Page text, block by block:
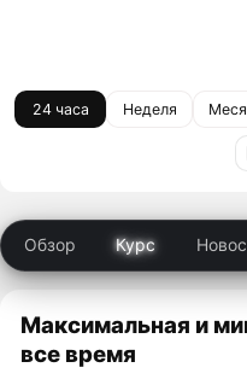
24 часа Неделя
Обзор Курс
Максимальная и
все время